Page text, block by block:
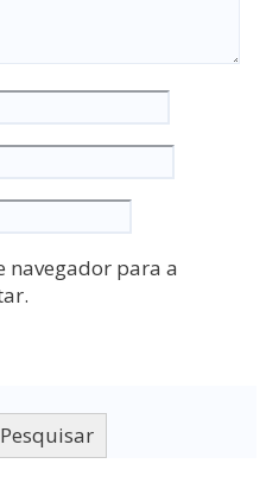
navegador para a
Pesquisar